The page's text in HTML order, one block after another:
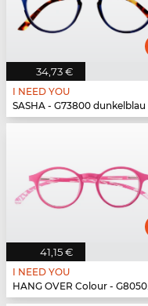
34,73 €
I NEED YOU
SASHA - G73800 dunkelblau havanna
41,15 €
I NEED YOU
HANG OVER Colour - G80500 pink